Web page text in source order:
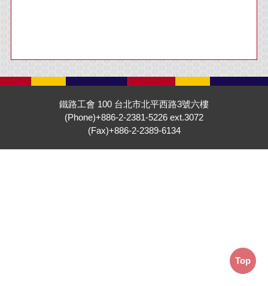
鐵路工會 100 台北市北平西路3號六樓
(Phone)+886-2-2381-5226 ext.3072
(Fax)+886-2-2389-6134
Top